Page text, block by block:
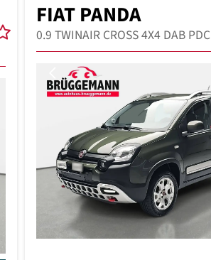
FIAT PANDA
0.9 TWINAIR CROSS 4X4 DAB PDC
Previous